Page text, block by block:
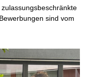
sind vom